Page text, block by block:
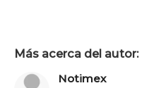
Más acerca del autor:
Notimex